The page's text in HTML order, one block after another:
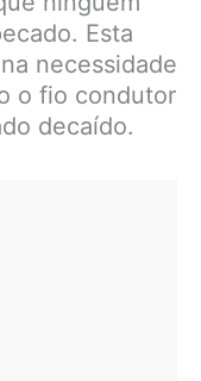
Esta
necessidade
o fio condutor
decaído.